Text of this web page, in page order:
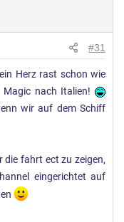
#31
Herz rast schon wie
nach Italien!
wir auf dem Schiff
die fahrt ect zu zeigen,
eingerichtet auf